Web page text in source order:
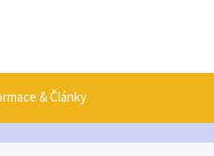
& Články